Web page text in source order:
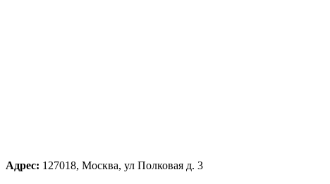
Адрес: 127018, Москва, ул Полковая д. 3